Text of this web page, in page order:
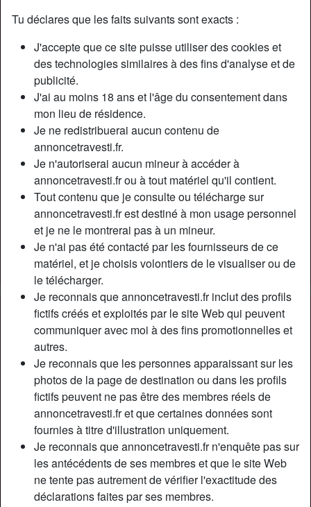
Tu déclares que les faits suivants sont exacts :
J'accepte que ce site puisse utiliser des cookies et
des technologies similaires à des fins d'analyse et de
publicité.
J'ai au moins 18 ans et l'âge du consentement dans
mon lieu de résidence.
Je ne redistribuerai aucun contenu de
annoncetravesti.fr.
Je n'autoriserai aucun mineur à accéder à
annoncetravesti.fr ou à tout matériel qu'il contient.
Tout contenu que je consulte ou télécharge sur
annoncetravesti.fr est destiné à mon usage personnel
et je ne le montrerai pas à un mineur.
Je n'ai pas été contacté par les fournisseurs de ce
matériel, et je choisis volontiers de le visualiser ou de
le télécharger.
Je reconnais que annoncetravesti.fr inclut des profils
fictifs créés et exploités par le site Web qui peuvent
communiquer avec moi à des fins promotionnelles et
autres.
Je reconnais que les personnes apparaissant sur les
photos de la page de destination ou dans les profils
fictifs peuvent ne pas être des membres réels de
annoncetravesti.fr et que certaines données sont
fournies à titre d'illustration uniquement.
Je reconnais que annoncetravesti.fr n'enquête pas sur
les antécédents de ses membres et que le site Web
ne tente pas autrement de vérifier l'exactitude des
déclarations faites par ses membres.
Nickname:
BettyPh14
Âge:
48
Pays:
Département:
Hauts-de-Seine
Sexe:
Transexuelle
Sexualité:
Bisexuel(le)
Relation:
Relation ouverte
Couleur des cheveux:
Brunette
Couleur des yeux:
Brun
Taille:
170 cm
Poids:
66 Kg